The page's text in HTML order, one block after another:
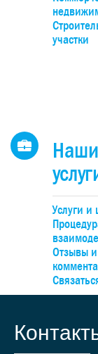
парк
20 минут
участки
Наши
Услуги и
Отзывы и